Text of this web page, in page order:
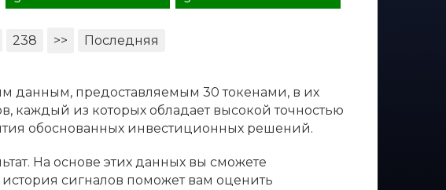
238 >> Последняя
данным, предоставляемым 30 токенами, в их
каждый из которых обладает высокой точностью
обоснованных инвестиционных решений.
На основе этих данных вы сможете
сигналов поможет вам оценить